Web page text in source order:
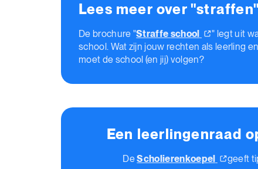
Lees meer over
De brochure "Straffe school
" legt uit
school. Wat zijn jouw rechten als leerling
moet de school (en jij) volgen?
Een leerlingenraad
DeScholierenkoepel geeft